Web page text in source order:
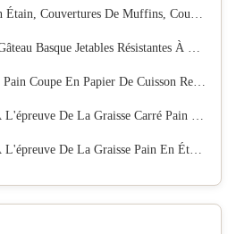
De Papier De Boulangerie De Qualité Alimentaire, Couvertures De Haute Qualité
Petits Plateaux De Cuisson De Gâteaux Au Fromage Brûlés Utilisation De Dessert De Fête
Cuisson Rectangulaire Étanche À La Graisse Enveloppe De Muffin Jetable
Carré Pain D'étain Enveloppe De Papier Pour Gâteau À Muffin Jetable
Enveloppe De Boulangerie Coupe À Pâte À Tartes À Muffin Jetables Enveloppes En Papier